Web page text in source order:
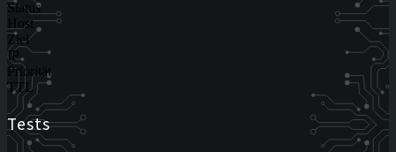
Status
Host
Ziel
IP
Priorität
TTL
Tests